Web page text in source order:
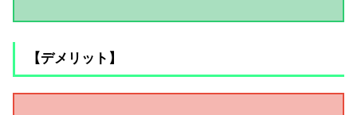
【デメリット】